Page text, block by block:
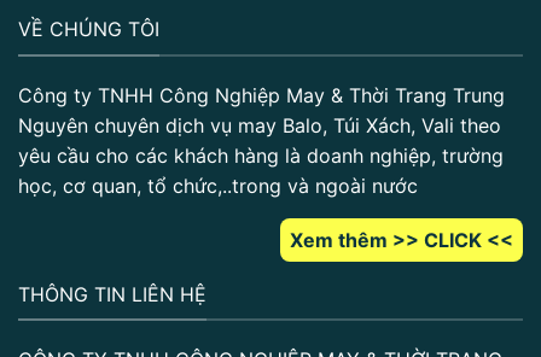
VỀ CHÚNG TÔI
Công ty TNHH Công Nghiệp May & Thời Trang Trung
Nguyên chuyên dịch vụ may Balo, Túi Xách, Vali theo
yêu cầu cho các khách hàng là doanh nghiệp, trường
học, cơ quan, tổ chức,..trong và ngoài nước
Xem thêm >> CLICK <<
THÔNG TIN LIÊN HỆ